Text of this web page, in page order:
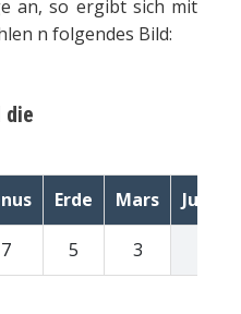
an, so ergibt sich mit
n folgendes Bild:
die
Erde Mars Jupiter
7 5 3